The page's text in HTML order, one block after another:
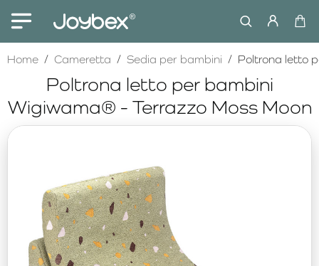
Poltrona letto per bambini
Wigiwama® - Terrazzo Moss Moon
HomehomeCameretta Sedia per bambini Poltrona letto